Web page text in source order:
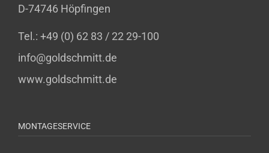
D-74746 Höpfingen
Tel.: +49 (0) 62 83 / 22 29-100
info@goldschmitt.de
www.goldschmitt.de
MONTAGESERVICE